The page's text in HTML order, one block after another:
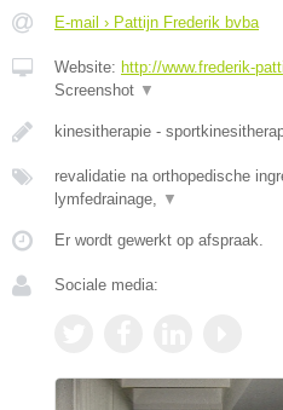
E-mail › Pattijn Frederik bvba
Website: http://www.frederik-
Screenshot ▼
kinesitherapie -
revalidatie na orthopedische
lymfedrainage, ▼
Er wordt gewerkt op afspraak.
Sociale media: